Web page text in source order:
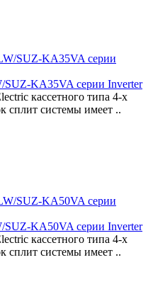
KA35VA серии Inverter
кассетного типа 4-х
сплит системы имеет ..
KA50VA серии Inverter
кассетного типа 4-х
сплит системы имеет ..